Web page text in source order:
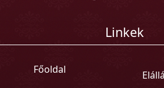
Linkek
Főoldal